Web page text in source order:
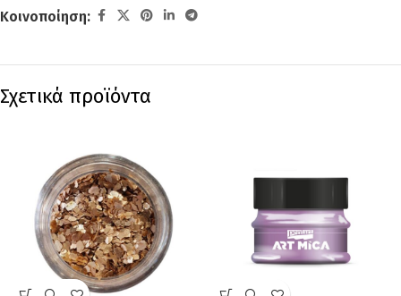
Κοινοποίηση:
Σχετικά προϊόντα